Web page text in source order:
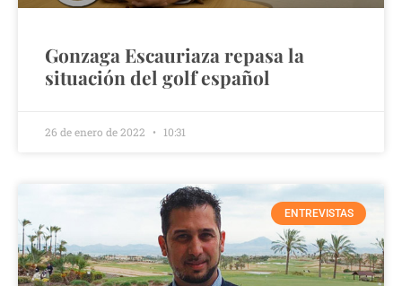
Gonzaga Escauriaza repasa la
situación del golf español
26 de enero de 2022 10:31
ENTREVISTAS